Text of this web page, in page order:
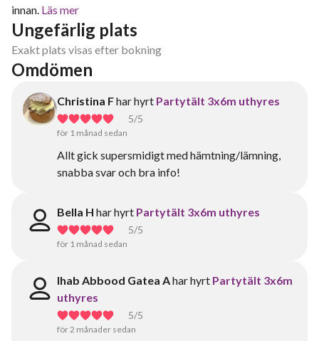
innan. Läs mer
Ungefärlig plats
Exakt plats visas efter bokning
Omdömen
Christina Fhar hyrt Partytält 3x6m uthyres
5/5
för 1 månad sedan
Allt gick supersmidigt med hämtning/lämning,
snabba svar och bra info!
Bella H har hyrt Partytält 3x6m uthyres
5/5
för 1 månad sedan
Ihab Abbood Gatea Ahar hyrt Partytält 3x6m
uthyres
5/5
för 2 månader sedan